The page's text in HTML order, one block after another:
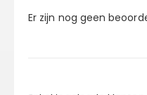
Er zijn nog geen